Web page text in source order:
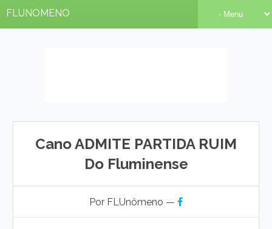
FLUNOMENO
Cano ADMITE PARTIDA RUIM
Do Fluminense
Por FLUnômeno —